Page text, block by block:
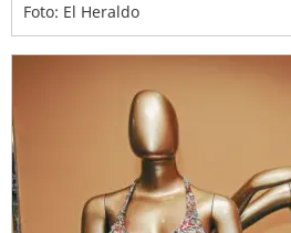
Foto: El Heraldo